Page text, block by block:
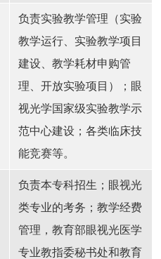
负责实验教学管理（实验
教学运行、实验教学项目
建设、教学耗材申购管
理、开放实验项目）；眼
视光学国家级实验教学示
范中心建设；各类临床技
能竞赛等。
负责本专科招生；眼视光
类专业的考务；教学经费
管理，教育部眼视光医学
专业教指委秘书处和教育